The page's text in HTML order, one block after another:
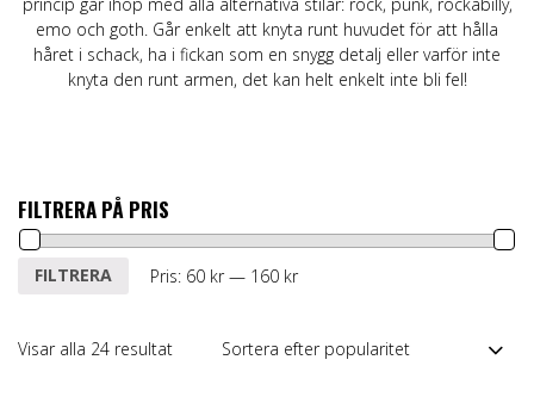
emo och goth. Går enkelt att knyta runt huvudet för att hålla
håret i schack, ha i fickan som en snygg detalj eller varför inte
knyta den runt armen, det kan helt enkelt inte bli fel!
FILTRERA PÅ PRIS
Min
MaxFILTRERA Pris: 60 kr— 160 kr
Visar alla 24 resultatSortera